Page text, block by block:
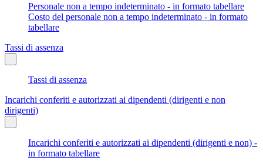
Personale non a tempo indeterminato - in formato tabellare
Costo del personale non a tempo indeterminato - in formato
tabellare
Tassi di assenza
Tassi di assenza
Incarichi conferiti e autorizzati ai dipendenti (dirigenti e non
dirigenti)
Incarichi conferiti e autorizzati ai dipendenti (dirigenti e non) -
in formato tabellare